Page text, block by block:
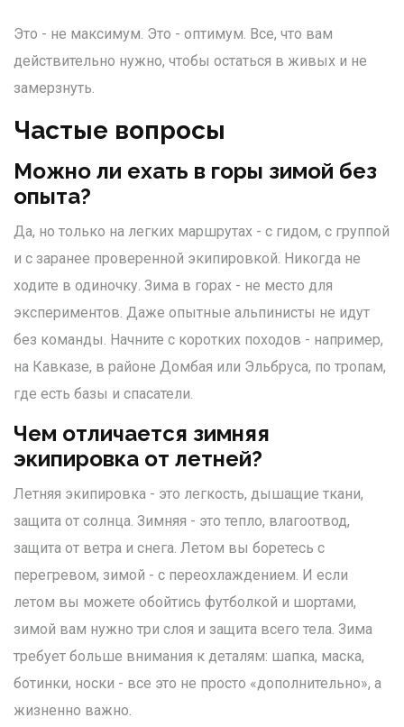
Это - не максимум. Это - оптимум. Все, что вам
действительно нужно, чтобы остаться в живых и не
замерзнуть.
Частые вопросы
Можно ли ехать в горы зимой без
опыта?
Да, но только на легких маршрутах - с гидом, с группой
и с заранее проверенной экипировкой. Никогда не
ходите в одиночку. Зима в горах - не место для
экспериментов. Даже опытные альпинисты не идут
без команды. Начните с коротких походов - например,
на Кавказе, в районе Домбая или Эльбруса, по тропам,
где есть базы и спасатели.
Чем отличается зимняя
экипировка от летней?
Летняя экипировка - это легкость, дышащие ткани,
защита от солнца. Зимняя - это тепло, влагоотвод,
защита от ветра и снега. Летом вы боретесь с
перегревом, зимой - с переохлаждением. И если
летом вы можете обойтись футболкой и шортами,
зимой вам нужно три слоя и защита всего тела. Зима
требует больше внимания к деталям: шапка, маска,
ботинки, носки - все это не просто «дополнительно», а
жизненно важно.